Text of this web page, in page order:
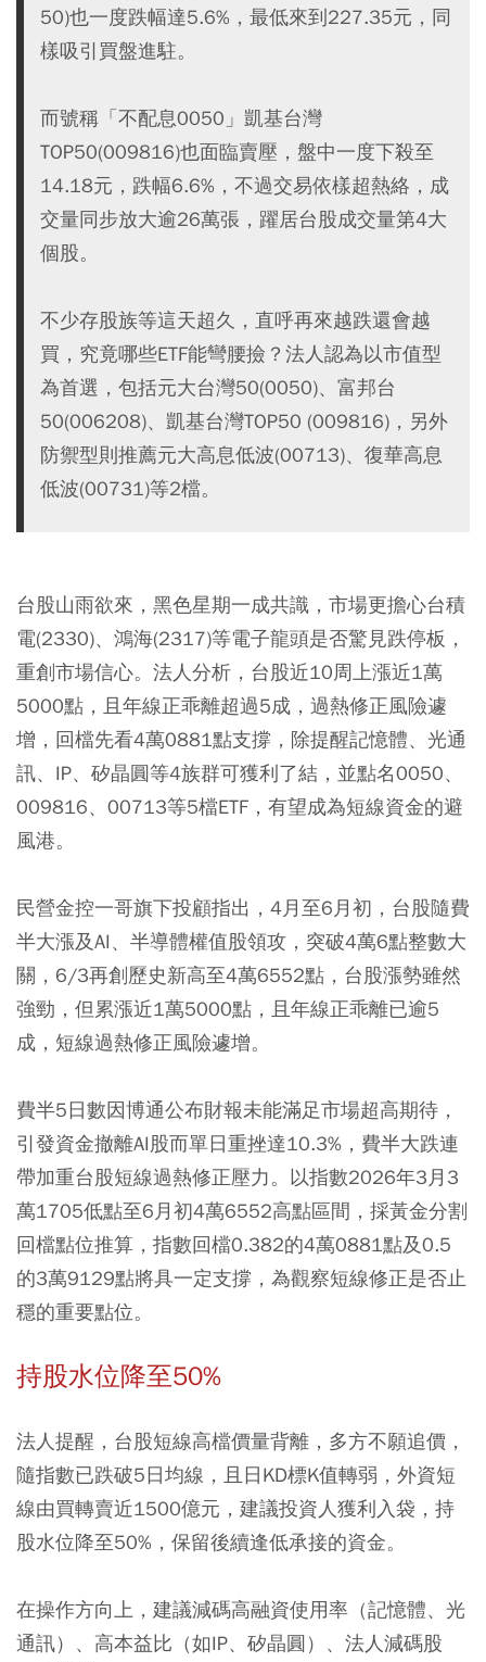
50)也一度跌幅達5.6%，最低來到227.35元，同
樣吸引買盤進駐。
而號稱「不配息0050」凱基台灣
TOP50(009816)也面臨賣壓，盤中一度下殺至
14.18元，跌幅6.6%，不過交易依樣超熱絡，成
交量同步放大逾26萬張，躍居台股成交量第4大
個股。
不少存股族等這天超久，直呼再來越跌還會越
買，究竟哪些ETF能彎腰撿？法人認為以市值型
為首選，包括元大台灣50(0050)、富邦台
50(006208)、凱基台灣TOP50 (009816)，另外
防禦型則推薦元大高息低波(00713)、復華高息
低波(00731)等2檔。
台股山雨欲來，黑色星期一成共識，市場更擔心台積
電(2330)、鴻海(2317)等電子龍頭是否驚見跌停板，
重創市場信心。法人分析，台股近10周上漲近1萬
5000點，且年線正乖離超過5成，過熱修正風險遽
增，回檔先看4萬0881點支撐，除提醒記憶體、光通
訊、IP、矽晶圓等4族群可獲利了結，並點名0050、
009816、00713等5檔ETF，有望成為短線資金的避
風港。
民營金控一哥旗下投顧指出，4月至6月初，台股隨費
半大漲及AI、半導體權值股領攻，突破4萬6點整數大
關，6/3再創歷史新高至4萬6552點，台股漲勢雖然
強勁，但累漲近1萬5000點，且年線正乖離已逾5
成，短線過熱修正風險遽增。
費半5日數因博通公布財報未能滿足市場超高期待，
引發資金撤離AI股而單日重挫達10.3%，費半大跌連
帶加重台股短線過熱修正壓力。以指數2026年3月3
萬1705低點至6月初4萬6552高點區間，採黃金分割
回檔點位推算，指數回檔0.382的4萬0881點及0.5
的3萬9129點將具一定支撐，為觀察短線修正是否止
穩的重要點位。
持股水位降至50%
法人提醒，台股短線高檔價量背離，多方不願追價，
隨指數已跌破5日均線，且日KD標K值轉弱，外資短
線由買轉賣近1500億元，建議投資人獲利入袋，持
股水位降至50%，保留後續逢低承接的資金。
在操作方向上，建議減碼高融資使用率（記憶體、光
通訊）、高本益比（如IP、矽晶圓）、法人減碼股